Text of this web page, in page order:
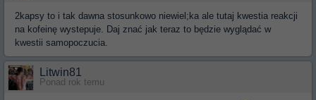
2kapsy to i tak dawna stosunkowo niewiel;ka ale tutaj kwestia reakcji
na kofeinę wystepuje. Daj znać jak teraz to będzie wyglądać w
kwestii samopoczucia.
Litwin81
Ponad rok temu